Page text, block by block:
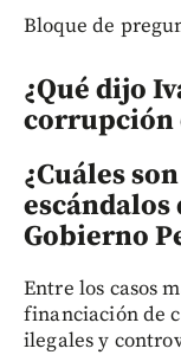
Bloque de
¿Qué dijo
corrupción
¿Cuáles
Gobierno
Entre los casos
financiación de
ilegales y